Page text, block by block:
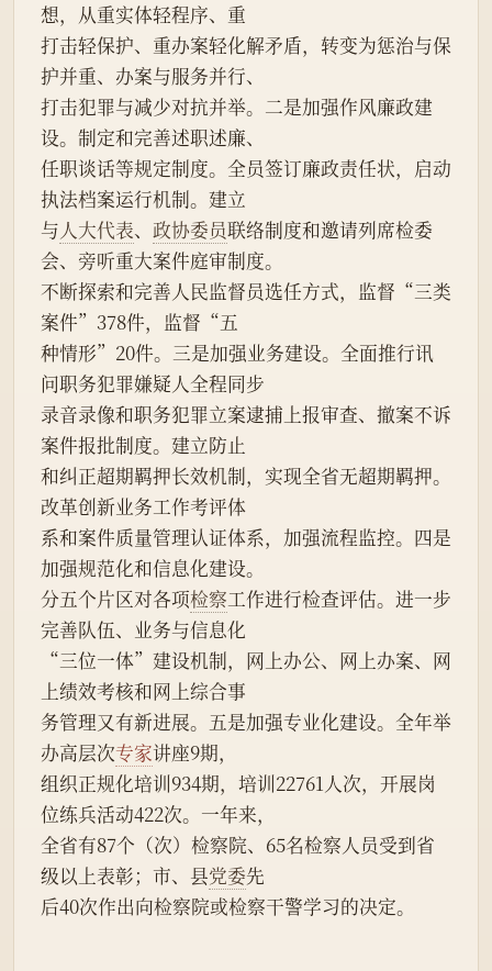
想，从重实体轻程序、重
打击轻保护、重办案轻化解矛盾，转变为惩治与保
护并重、办案与服务并行、
打击犯罪与减少对抗并举。二是加强作风廉政建
设。制定和完善述职述廉、
任职谈话等规定制度。全员签订廉政责任状，启动
执法档案运行机制。建立
与人大代表、 政协委员联络制度和邀请列席检委
会、旁听重大案件庭审制度。
不断探索和完善人民监督员选任方式，监督“三类
案件”378件，监督“五
种情形”20件。三是加强业务建设。全面推行讯
问职务犯罪嫌疑人全程同步
录音录像和职务犯罪立案逮捕上报审查、撤案不诉
案件报批制度。建立防止
和纠正超期羁押长效机制，实现全省无超期羁押。
改革创新业务工作考评体
系和案件质量管理认证体系，加强流程监控。四是
加强规范化和信息化建设。
分五个片区对各项检察工作进行检查评估。进一步
完善队伍、业务与信息化
“三位一体”建设机制，网上办公、网上办案、网
上绩效考核和网上综合事
务管理又有新进展。五是加强专业化建设。全年举
办高层次专家讲座9期，
组织正规化培训934期，培训22761人次，开展岗
位练兵活动422次。一年来，
全省有87个（次）检察院、65名检察人员受到省
级以上表彰；市、县党委先
后40次作出向检察院或检察干警学习的决定。